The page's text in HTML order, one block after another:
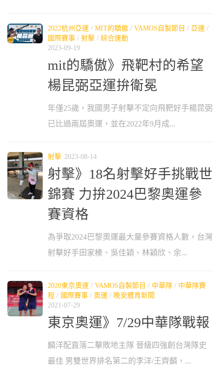
2022杭州亞運 / MIT的驕傲 / VAMOS自製節目 / 亞運 /
國際賽事 / 射擊 / 綜合運動
2023-09-19
mit的驕傲》飛靶村的希望
楊昆弼亞運拚衛冕
年僅25歲，我國男子射擊不定向飛靶好手楊昆弼
已比過兩屆奧運，並在2022年9月成...
射擊 2023-08-14
射擊》18名射擊好手挑戰世
錦賽 力拚2024巴黎奧運參
賽資格
為爭取2024巴黎奧運最大量參賽資格人數，台灣
射擊好手田家榛、吳佳穎、林穎欣、余...
2020東京奧運 / VAMOS自製節目 / 中華隊 / 中華隊賽
程 / 國際賽事 / 奧運 / 晚安體育新聞
2021-07-29
東京奧運》7/29中華隊戰報
麟洋配直落二擊敗地主隊 晉級四強創台灣隊史
最佳 男雙世界排名第二的李洋/王齊麟，...